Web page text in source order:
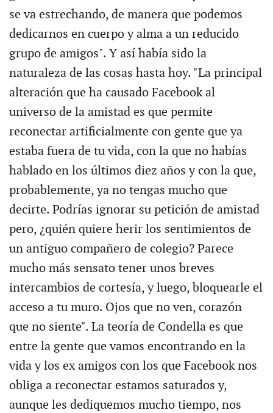
se va estrechando, de manera que podemos
dedicarnos en cuerpo y alma a un reducido
grupo de amigos". Y así había sido la
naturaleza de las cosas hasta hoy. "La principal
alteración que ha causado Facebook al
universo de la amistad es que permite
reconectar artificialmente con gente que ya
estaba fuera de tu vida, con la que no habías
hablado en los últimos diez años y con la que,
probablemente, ya no tengas mucho que
decirte. Podrías ignorar su petición de amistad
pero, ¿quién quiere herir los sentimientos de
un antiguo compañero de colegio? Parece
mucho más sensato tener unos breves
intercambios de cortesía, y luego, bloquearle el
acceso a tu muro. Ojos que no ven, corazón
que no siente". La teoría de Condella es que
entre la gente que vamos encontrando en la
vida y los ex amigos con los que Facebook nos
obliga a reconectar estamos saturados y,
aunque les dediquemos mucho tiempo, nos